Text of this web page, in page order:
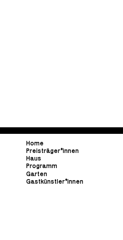
Home
Preisträger*innen
Haus
Programm
Garten
Gastkünstler*innen